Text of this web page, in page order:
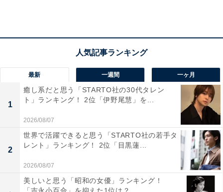
バス路線が集中する東北一のターミナル駅として、通勤
商業施設・医療・公共サービスも充実しており、生活の
全てがそろう都市型エリアです。
居住者からは「仙台駅まで徒歩圏内ということに満足し
ている。駅付近に行けば衣食住なんでもお店があるし買
い物や娯楽に困らない。病院も大小いろんな科が揃って
いるので安心。電車やバスなどの本数も多いし、車とか
自転車のシェアサービスなどもたくさんあり移動も便
利。東北初出店のお店とか、最新の商品に触れる機会も
最新 一週間 一ヶ月
1
癒し系だと思う「STARTO社の30代タレン
ト」ランキング！ 2位「伊野尾慧」を...
2026/08/07
2
世界で活躍できると思う「STARTO社の若手タ
レント」ランキング！ 2位「目黒蓮...
2026/08/07
美しいと思う「昭和の女優」ランキング！